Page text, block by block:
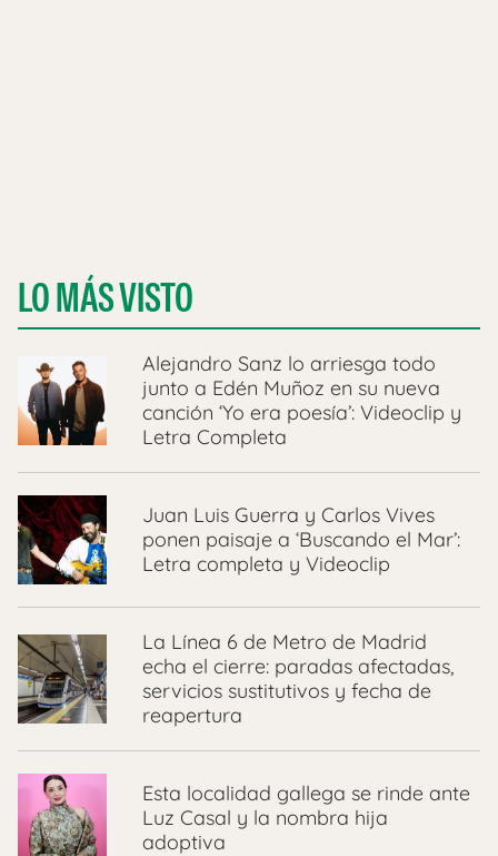
LO MÁS VISTO
Alejandro Sanz lo arriesga todo
junto a Edén Muñoz en su nueva
canción ‘Yo era poesía’: Videoclip y
Letra Completa
Juan Luis Guerra y Carlos Vives
ponen paisaje a ‘Buscando el Mar’:
Letra completa y Videoclip
La Línea 6 de Metro de Madrid
echa el cierre: paradas afectadas,
servicios sustitutivos y fecha de
reapertura
Esta localidad gallega se rinde ante
Luz Casal y la nombra hija
adoptiva